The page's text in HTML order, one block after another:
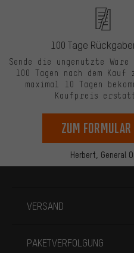
Herbert, General
100 Tage
Sende die ungenutzte
100 Tagen nach dem Kauf
maximal 10 Tagen
Kaufpreis
zum Formular
VERSAND
PAKETVERFOLGUNG